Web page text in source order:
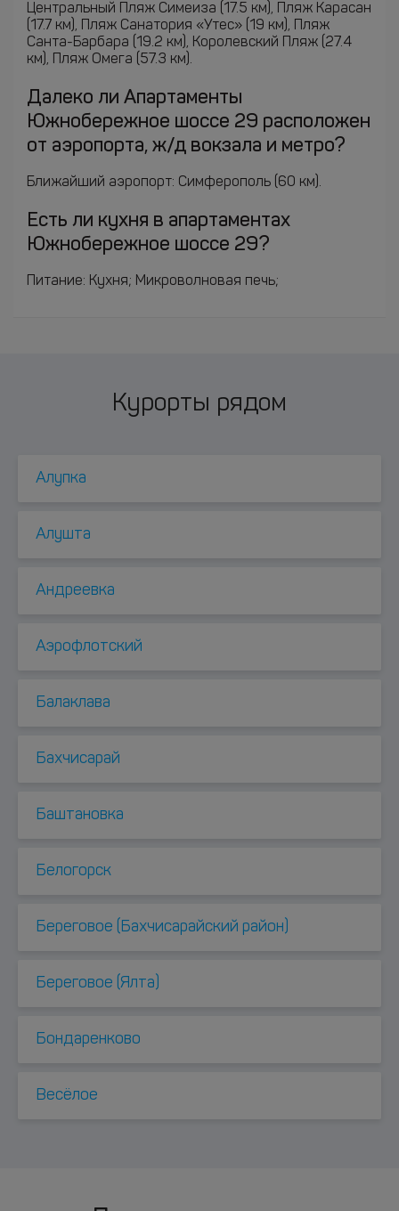
Центральный Пляж Симеиза (17.5 км), Пляж Карасан
(17.7 км), Пляж Санатория «Утес» (19 км), Пляж
Санта-Барбара (19.2 км), Королевский Пляж (27.4
км), Пляж Омега (57.3 км).
Далеко ли Апартаменты
Южнобережное шоссе 29 расположен
от аэропорта, ж/д вокзала и метро?
Ближайший аэропорт: Симферополь (60 км).
Есть ли кухня в апартаментах
Южнобережное шоссе 29?
Питание: Кухня; Микроволновая печь;
Курорты рядом
Алупка
Алушта
Андреевка
Аэрофлотский
Балаклава
Бахчисарай
Баштановка
Белогорск
Береговое (Бахчисарайский район)
Береговое (Ялта)
Бондаренково
Весёлое